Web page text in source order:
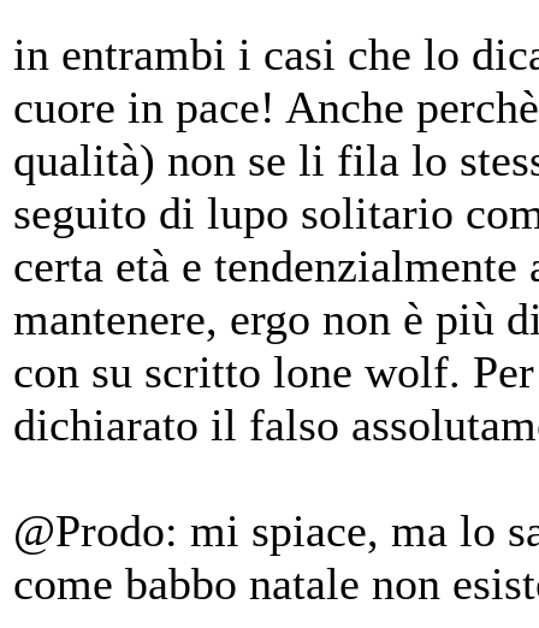
in entrambi i casi che lo
cuore in pace! Anche
qualità) non se li fila lo
seguito di lupo solitario
certa età e
mantenere, ergo non è più
con su scritto lone wolf.
dichiarato il falso
@Prodo: mi spiace, ma lo
come babbo natale non